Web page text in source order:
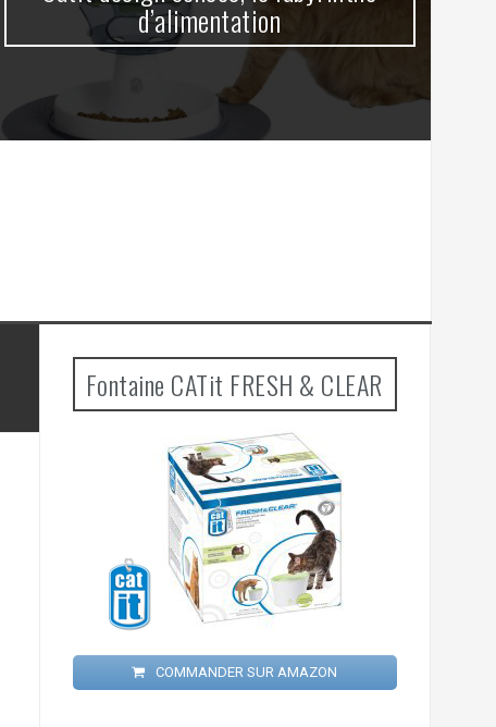
d’alimentation
Fontaine CATit FRESH & CLEAR
COMMANDER SUR AMAZON